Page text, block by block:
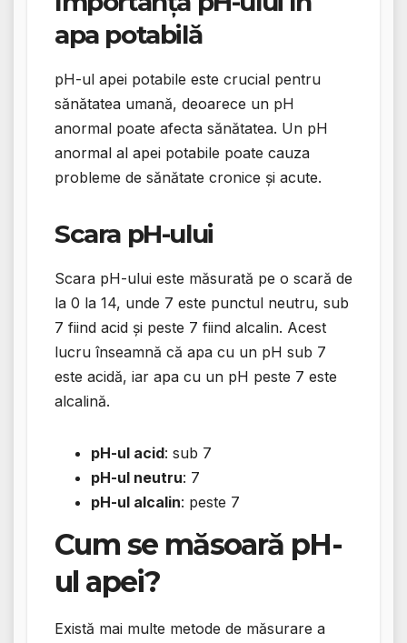
apa potabilă
pH-ul apei potabile este crucial pentru
sănătatea umană, deoarece un pH
anormal poate afecta sănătatea. Un pH
anormal al apei potabile poate cauza
probleme de sănătate cronice și acute.
Scara pH-ului
Scara pH-ului este măsurată pe o scară de
la 0 la 14, unde 7 este punctul neutru, sub
7 fiind acid și peste 7 fiind alcalin. Acest
lucru înseamnă că apa cu un pH sub 7
este acidă, iar apa cu un pH peste 7 este
alcalină.
pH-ul acid: sub 7
pH-ul neutru: 7
pH-ul alcalin: peste 7
Cum se măsoară pH-
ul apei?
Există mai multe metode de măsurare a